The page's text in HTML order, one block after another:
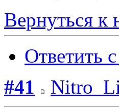
Вернуться к
Ответить
#41